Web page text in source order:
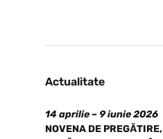
Actualitate
14 aprilie – 9 iunie 2026
NOVENA DE PREGĂTIRE,